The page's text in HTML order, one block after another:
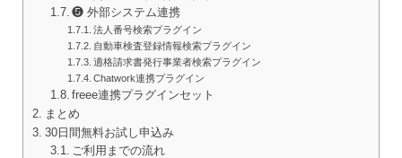
❺ 外部システム連携
法人番号検索プラグイン
自動車検査登録情報検索プラグイン
適格請求書発行事業者検索プラグイン
Chatwork連携プラグイン
freee連携プラグインセット
まとめ
30日間無料お試し申込み
ご利用までの流れ